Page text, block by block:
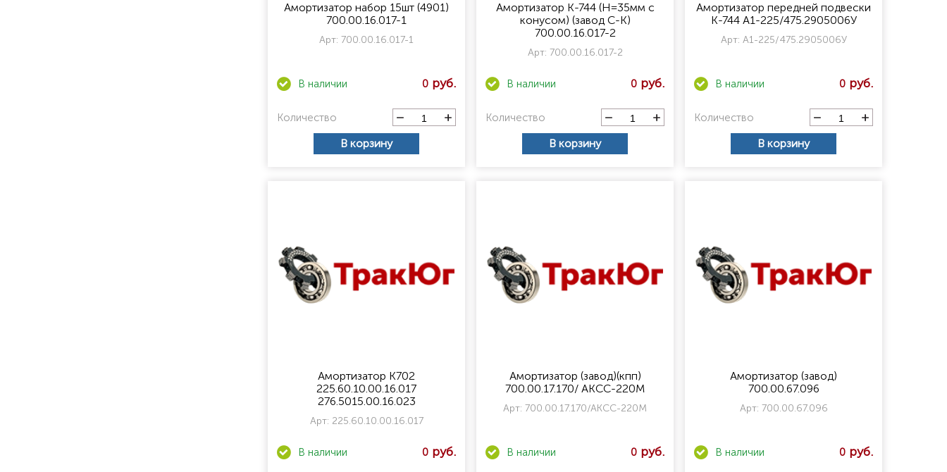
Амортизатор набор 15шт (4901)
700.00.16.017-1
Арт: 700.00.16.017-1
0
Количество
В корзину
Амортизатор К-744 (Н=35мм с
конусом) (завод С-К)
700.00.16.017-2
Арт: 700.00.16.017-2
0
Количество
В корзину
Амортизатор передней подвески
К-744 А1-225/475.2905006У
Арт: А1-225/475.2905006У
0
Количество
В корзину
Амортизатор К702
225.60.10.00.16.017
276.5015.00.16.023
Арт: 225.60.10.00.16.017
0
Амортизатор (завод)(кпп)
700.00.17.170/ АКСС-220М
Арт: 700.00.17.170/АКСС-220М
0
Амортизатор (завод)
700.00.67.096
Арт: 700.00.67.096
0